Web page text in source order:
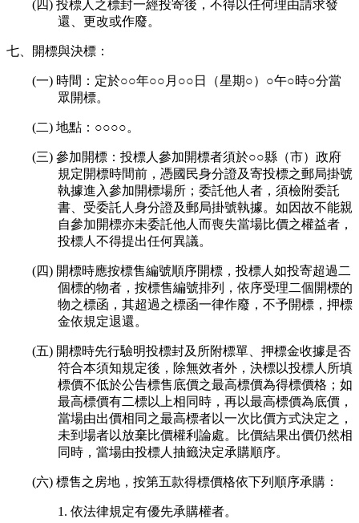
(四) 投標人之標封一經投寄後，不得以任何理由請求發
還、更改或作廢。
七、開標與決標：
(一) 時間：定於○○年○○月○○日（星期○）○午○時○分當
眾開標。
(二) 地點：○○○○。
(三) 參加開標：投標人參加開標者須於○○縣（市）政府
規定開標時間前，憑國民身分證及寄投標之郵局掛號
執據進入參加開標場所；委託他人者，須檢附委託
書、受委託人身分證及郵局掛號執據。如因故不能親
自參加開標亦未委託他人而喪失當場比價之權益者，
投標人不得提出任何異議。
(四) 開標時應按標售編號順序開標，投標人如投寄超過二
個標的物者，按標售編號排列，依序受理二個開標的
物之標函，其超過之標函一律作廢，不予開標，押標
金依規定退還。
(五) 開標時先行驗明投標封及所附標單、押標金收據是否
符合本須知規定後，除無效者外，決標以投標人所填
標價不低於公告標售底價之最高標價為得標價格；如
最高標價有二標以上相同時，再以最高標價為底價，
當場由出價相同之最高標者以一次比價方式決定之，
未到場者以放棄比價權利論處。比價結果出價仍然相
同時，當場由投標人抽籤決定承購順序。
(六) 標售之房地，按第五款得標價格依下列順序承購：
1. 依法律規定有優先承購權者。